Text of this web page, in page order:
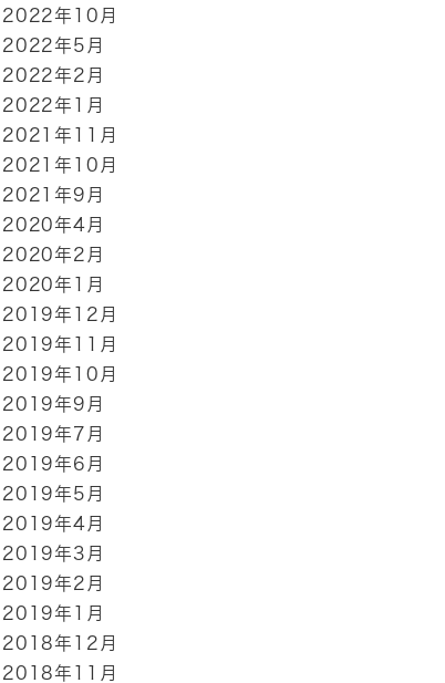
2022年10月
2022年5月
2022年2月
2022年1月
2021年11月
2021年10月
2021年9月
2020年4月
2020年2月
2020年1月
2019年12月
2019年11月
2019年10月
2019年9月
2019年7月
2019年6月
2019年5月
2019年4月
2019年3月
2019年2月
2019年1月
2018年12月
2018年11月